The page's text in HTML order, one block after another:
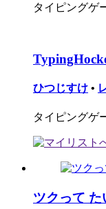
タイピングゲ
ひつじすけ •
タイピングゲ
ツクって